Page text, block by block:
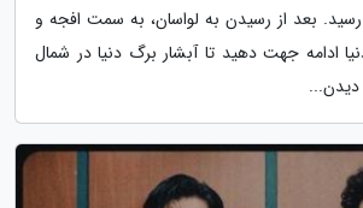
بعد از رسیدن به لواسان، به سمت افجه و
ادامه جهت دهید تا آبشار برگ دنیا در شمال
دیدن...